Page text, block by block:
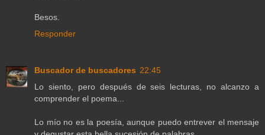
Besos.
Responder
Buscador de buscadores 22:45
Lo siento, pero después de seis lecturas, no alcanzo a
comprender el poema...
Lo mío no es la poesía, aunque puedo entrever el mensaje